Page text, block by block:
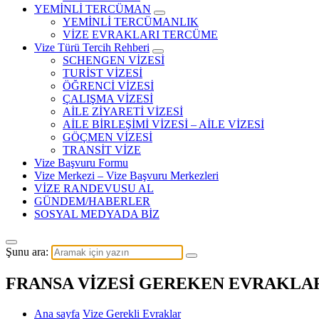
YEMİNLİ TERCÜMAN
YEMİNLİ TERCÜMANLIK
VİZE EVRAKLARI TERCÜME
Vize Türü Tercih Rehberi
SCHENGEN VİZESİ
TURİST VİZESİ
ÖĞRENCİ VİZESİ
ÇALIŞMA VİZESİ
AİLE ZİYARETİ VİZESİ
AİLE BİRLEŞİMİ VİZESİ – AİLE VİZESİ
GÖÇMEN VİZESİ
TRANSİT VİZE
Vize Başvuru Formu
Vize Merkezi – Vize Başvuru Merkezleri
VİZE RANDEVUSU AL
GÜNDEM/HABERLER
SOSYAL MEDYADA BİZ
Şunu ara:
FRANSA VİZESİ GEREKEN
Ana sayfa Vize Gerekli Evraklar